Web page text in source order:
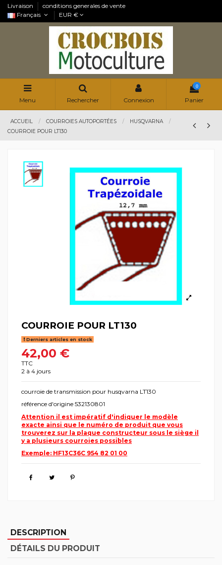
Livraison
conditions generales de vente
Français
EUR €
Menu Rechercher Connexion
0
Panier
ACCUEIL COURROIES AUTOPORTÉES
HUSQVARNA
COURROIE POUR LT130
COURROIE POUR LT130
Derniers articles en stock
42,00 €
TTC
2 à 4 jours
courroie de transmission pour husqvarna LT130
référence d'origine 532130801
Attention il est impératif d'indiquer le modèle
exacte ainsi que le numéro de produit que vous
trouverez sur la plaque constructeur sous le siège il
y a plusieurs courroies possibles
Exemple: HF13C36C 954 82 01 00
DESCRIPTION
DÉTAILS DU PRODUIT